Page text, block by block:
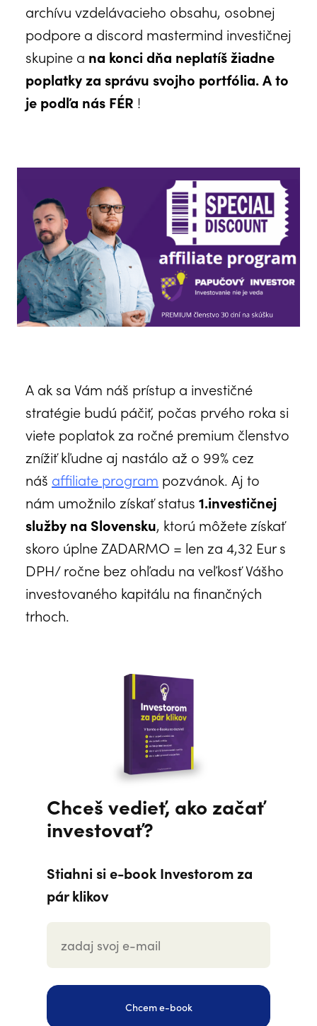
archívu vzdelávacieho obsahu, osobnej
podpore a discord mastermind investičnej
skupine a na konci dňa neplatíš žiadne
poplatky za správu svojho portfólia. A to
je podľa nás FÉR !
A ak sa Vám náš prístup a investičné
stratégie budú páčiť, počas prvého roka si
viete poplatok za ročné premium členstvo
znížiť kľudne aj nastálo až o 99% cez
náš affiliate program pozvánok. Aj to
nám umožnilo získať status 1.investičnej
služby na Slovensku, ktorú môžete získať
skoro úplne ZADARMO = len za 4,32 Eur s
DPH/ ročne bez ohľadu na veľkosť Vášho
investovaného kapitálu na finančných
trhoch.
Chceš vedieť, ako začať
investovať?
Stiahni si e-book Investorom za
pár klikov
Chcem e-book